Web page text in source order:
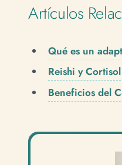
Artículos
Qué es un
Reishi y Cortisol
Beneficios del